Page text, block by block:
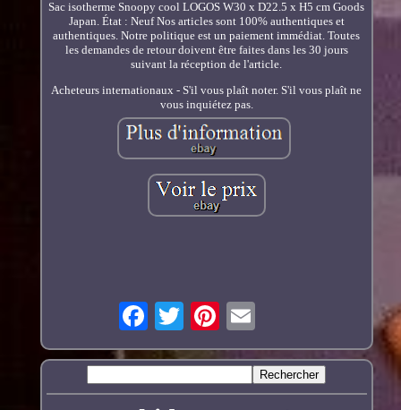
Sac isotherme Snoopy cool LOGOS W30 x D22.5 x H5 cm Goods
Japan. État : Neuf Nos articles sont 100% authentiques et
authentiques. Notre politique est un paiement immédiat. Toutes
les demandes de retour doivent être faites dans les 30 jours
suivant la réception de l'article.
Acheteurs internationaux - S'il vous plaît noter. S'il vous plaît ne
vous inquiétez pas.